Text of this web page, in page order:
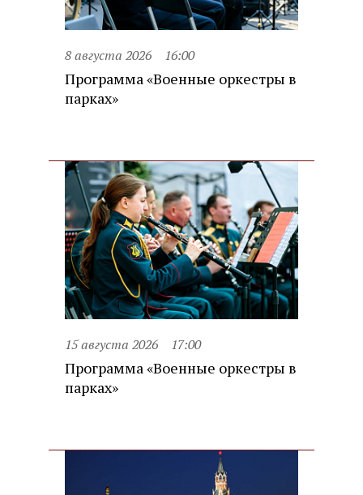
8 августа 2026 16:00
Программа «Военные оркестры в
парках»
15 августа 2026 17:00
Программа «Военные оркестры в
парках»